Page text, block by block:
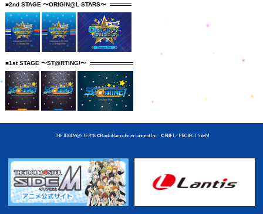
■2nd STAGE 〜ORIGIN@L STARS〜
■1st STAGE 〜ST@RTING!〜
THE IDOLM@STER™& ©Bandai Namco Entertainment Inc. © BNEI／PROJECT SideM